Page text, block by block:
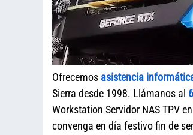
Ofrecemos asistencia
Sierra desde 1998. Llámanos al
Workstation Servidor NAS TPV
convenga en día festivo fin de